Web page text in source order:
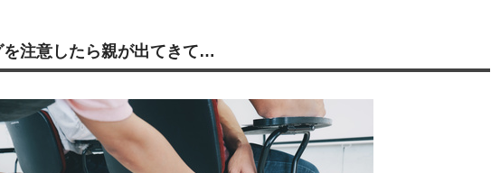
注意したら親が出てきて…